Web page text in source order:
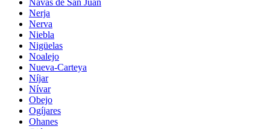
Nerja
Nerva
Niebla
Nigüelas
Noalejo
Nueva-Carteya
Níjar
Nívar
Obejo
Ogíjares
Ohanes